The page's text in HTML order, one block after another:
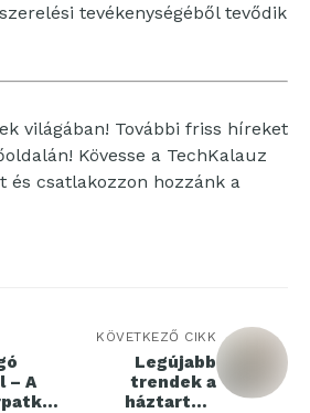
tevékenységéből tevődik
világában! További friss híreket
Kövesse a TechKalauz
és csatlakozzon hozzánk a
– A
KÖVETKEZŐ CIKK
Legújabb
trendek a
háztartási